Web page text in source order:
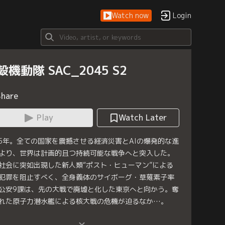
Watch now Login
機動隊 SAC_2045 S2
Play
Watch Later
。全ての国家を震撼させる経済災害とAIの爆発的な進
り、世界は計画的且つ持続可能な戦争へと突入した。
会に突如出現した新人類“ポスト・ヒューマン”による
罪を阻止すべく、全身義体のサイボーグ・草薙素子率
安9課は、先の大戦で廃墟と化した東京へと向かう。奪
た原子力潜水艦による核大戦の危機が迫るなか…。